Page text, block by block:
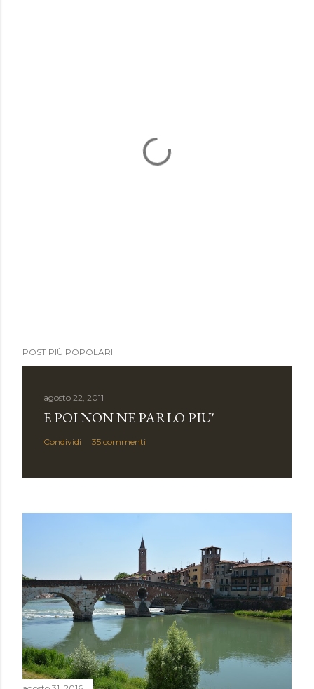
POST PIÙ POPOLARI
agosto 22, 2011
E POI NON NE PARLO PIU'
Condividi 35 commenti